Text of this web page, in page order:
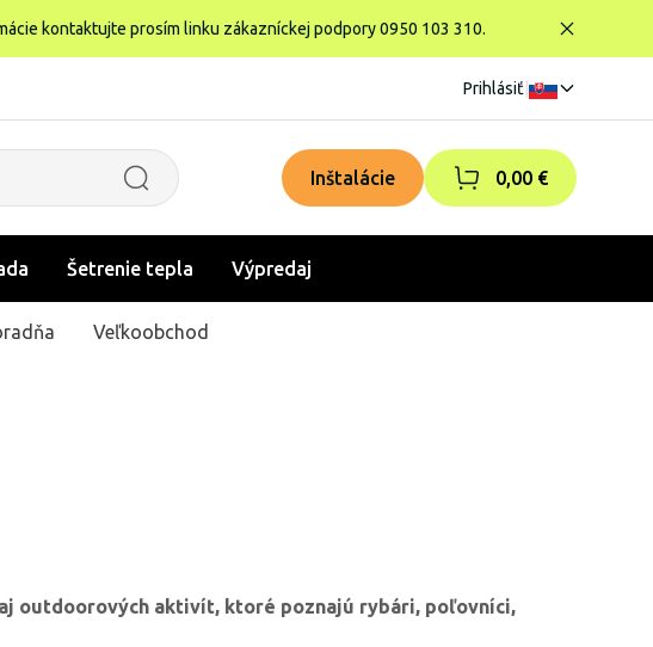
kontaktujte prosím linku zákazníckej podpory 0950 103 310.
Prihlásiť
Inštalácie 0,00 €
Šetrenie tepla Výpredaj
Veľkoobchod
outdoorových aktivít, ktoré poznajú rybári, poľovníci,